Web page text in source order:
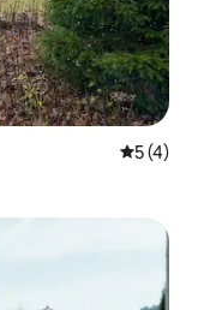
5 (4)